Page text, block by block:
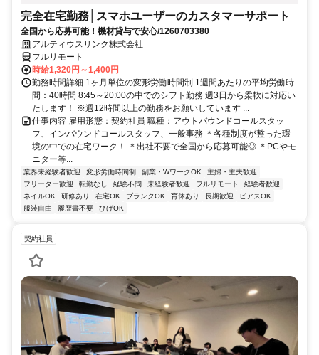
完全在宅勤務│スマホユーザーのカスタマーサポート
全国から応募可能！機材貸与で安心/1260703380
アルティウスリンク株式会社
フルリモート
時給1,320円～1,400円
勤務時間詳細 1ヶ月単位の変形労働時間制 1週間あたりの平均労働時
間：40時間 8:45～20:00の中でのシフト勤務 週3日から柔軟に対応い
たします！ ※週12時間以上の勤務をお願いしています ...
仕事内容 雇用形態：契約社員 職種：アウトバウンドコールスタッ
フ、インバウンドコールスタッフ、一般事務 ＊各種制度が整った環
境の中での在宅ワーク！ ＊出社不要で全国から応募可能◎ ＊PCやモ
ニター等...
業界未経験者歓迎 変形労働時間制 副業・WワークOK
主婦・主夫歓迎
フリーター歓迎
転勤なし 経験不問 未経験者歓迎 フルリモート
経験者歓迎
ネイルOK
研修あり 在宅OK ブランクOK 育休あり 長期歓迎
ピアスOK
服装自由
履歴書不要 ひげOK
契約社員